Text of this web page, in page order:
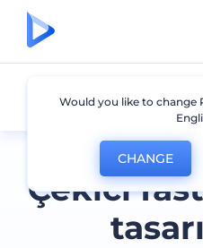
Çekici
Fast Food
Would you like to change
CHANGE